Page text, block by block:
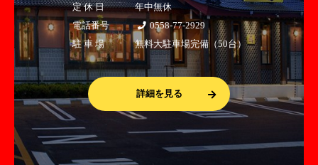
定 休 日
年中無休
電話番号
0558-77-2929
駐 車 場
無料大駐車場完備（50台）
詳細を見る